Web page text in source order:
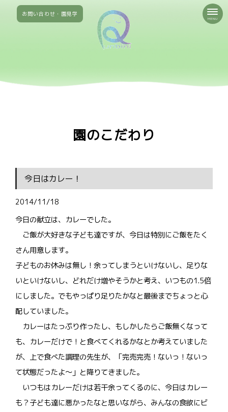
お問い合わせ・園見学
MENU
園のこだわり
今日はカレー！
2014/11/18
今日の献立は、カレーでした。
ご飯が大好きな子ども達ですが、今日は特別にご飯をたく
さん用意します。
子どものお休みは無し！余ってしまうといけないし、足りな
いといけないし、どれだけ増やそうかと考え、いつもの1.5倍
にしました。でもやっぱり足りたかなと最後までちょっと心
配していました。
カレーはたっぷり作ったし、もしかしたらご飯無くなって
も、カレーだけで！と食べてくれるかなとか考えていました
が、上で食べた調理の先生が、「完売完売！ないっ！ないっ
て状態だったよ～」と降りてきました。
いつもはカレーだけは若干余ってくるのに、今日はカレー
も？子ども達に悪かったなと思いながら、みんなの食欲にビ